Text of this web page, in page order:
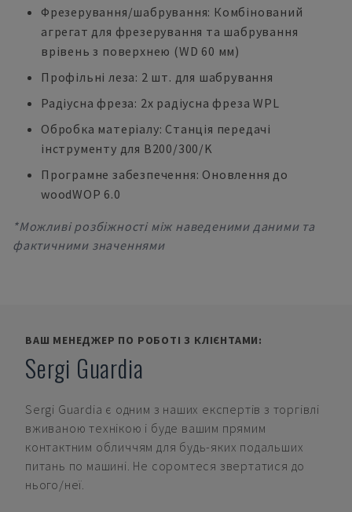
Фрезерування/шабрування: Комбінований
агрегат для фрезерування та шабрування
врівень з поверхнею (WD 60 мм)
Профільні леза: 2 шт. для шабрування
Радіусна фреза: 2х радіусна фреза WPL
Обробка матеріалу: Станція передачі
інструменту для B200/300/K
Програмне забезпечення: Оновлення до
woodWOP 6.0
*Можливі розбіжності між наведеними даними та
фактичними значеннями
ВАШ МЕНЕДЖЕР ПО РОБОТІ З КЛІЄНТАМИ:
Sergi Guardia
Sergi Guardia є одним з наших експертів з торгівлі
вживаною технікою і буде вашим прямим
контактним обличчям для будь-яких подальших
питань по машині. Не соромтеся звертатися до
нього/неї.